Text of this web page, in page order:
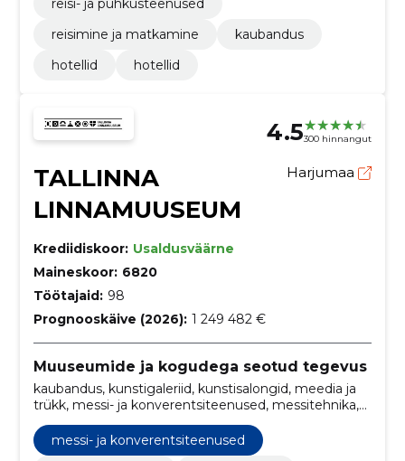
reisi- ja puhkusteenused
reisimine ja matkamine
kaubandus
hotellid
hotellid
4.5300 hinnangut
TALLINNA
LINNAMUUSEUM
Harjumaa
Krediidiskoor: Usaldusväärne
Maineskoor: 6820
Töötajaid: 98
Prognooskäive (2026): 1 249 482 €
Muuseumide ja kogudega seotud tegevus
kaubandus, kunstigaleriid, kunstisalongid, meedia ja
trükk, messi- ja konverentsiteenused, messitehnika,
Kohvioad
messi- ja konverentsiteenused